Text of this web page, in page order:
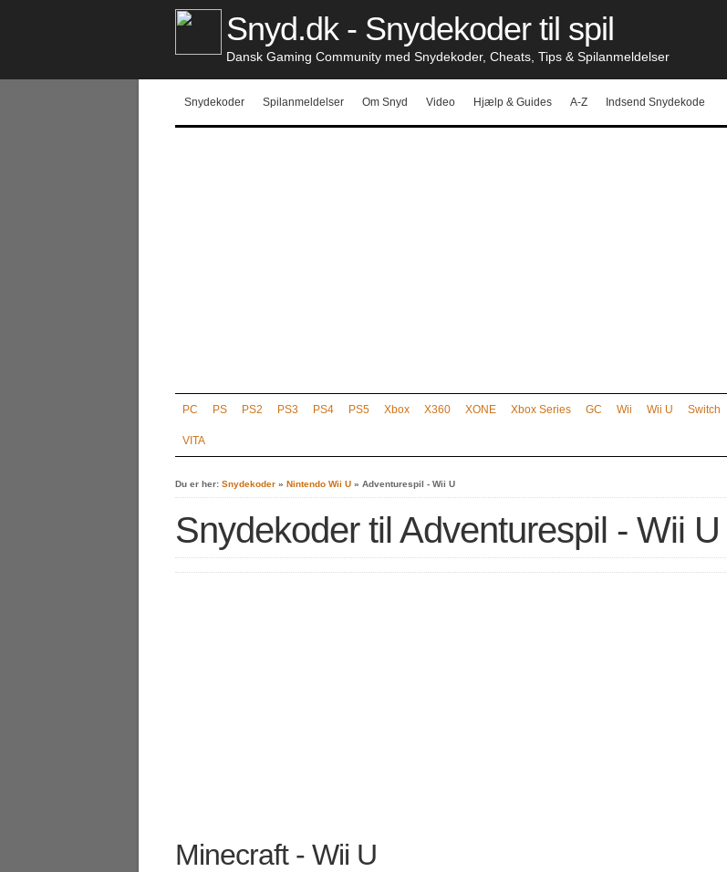
Snyd.dk - Snydekoder til spil
Dansk Gaming Community med Snydekoder, Cheats, Tips & Spilanmeldelser
Snydekoder Spilanmeldelser Om Snyd Video Hjælp & Guides A-Z Indsend Snydekode
PC PS PS2 PS3 PS4 PS5 Xbox X360 XONE Xbox Series GC Wii Wii U Switch
VITA
Du er her: Snydekoder » Nintendo Wii U » Adventurespil - Wii U
Snydekoder til Adventurespil - Wii U
Minecraft - Wii U